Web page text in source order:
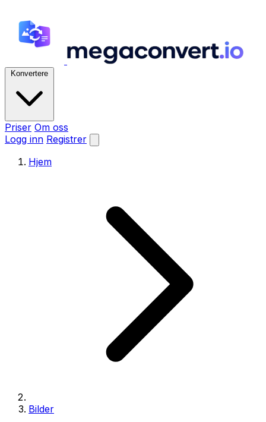
Konvertere
Priser Om oss
Logg inn Registrer
Hjem
Bilder